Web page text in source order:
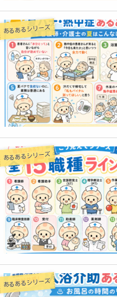
あるあるシリーズ
あるあるシリーズ
あるあるシリーズ